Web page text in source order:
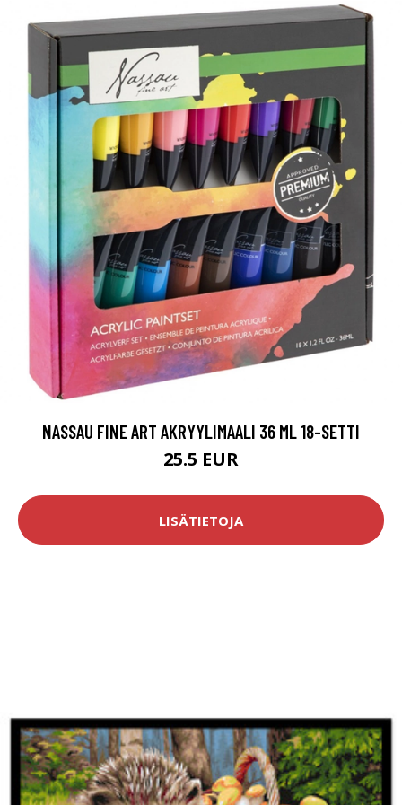
NASSAU FINE ART AKRYYLIMAALI 36 ML 18-SETTI
25.5 EUR
LISÄTIETOJA